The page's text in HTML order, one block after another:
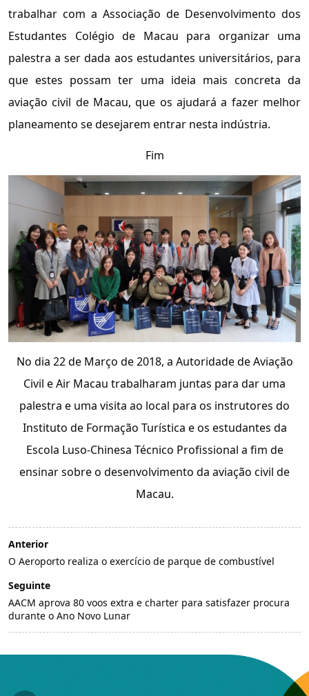
trabalhar com a Associação de Desenvolvimento dos
Estudantes Colégio de Macau para organizar uma
palestra a ser dada aos estudantes universitários, para
que estes possam ter uma ideia mais concreta da
aviação civil de Macau, que os ajudará a fazer melhor
planeamento se desejarem entrar nesta indústria.
Fim
No dia 22 de Março de 2018, a Autoridade de Aviação
Civil e Air Macau trabalharam juntas para dar uma
palestra e uma visita ao local para os instrutores do
Instituto de Formação Turística e os estudantes da
Escola Luso-Chinesa Técnico Profissional a fim de
ensinar sobre o desenvolvimento da aviação civil de
Macau.
Anterior
O Aeroporto realiza o exercício de parque de combustível
Seguinte
AACM aprova 80 voos extra e charter para satisfazer procura
durante o Ano Novo Lunar